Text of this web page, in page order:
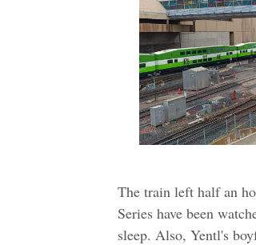
The train left half an
Series have been
sleep. Also, Yentl's